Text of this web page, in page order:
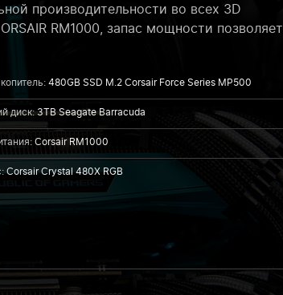
производительности во всех 3D
RM1000, запас мощности позволяет
480GB SSD M.2 Corsair Force Series MP500
диск:3TB Seagate Barracuda
Corsair RM1000
Corsair Crystal 480X RGB